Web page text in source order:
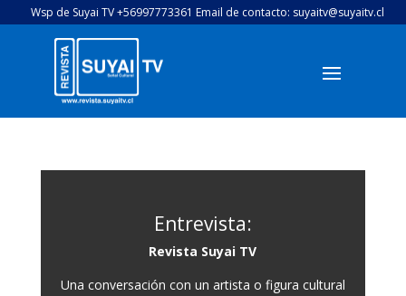
Wsp de Suyai TV +56997773361 Email de contacto: suyaitv@suyaitv.cl
Entrevista:
Revista Suyai TV
Una conversación con un artista o figura cultural